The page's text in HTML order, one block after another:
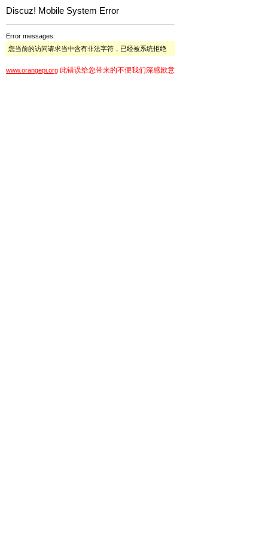
Discuz! Mobile System Error
Error messages:
您当前的访问请求当中含有非法字符，已经被系统拒绝
www.orangepi.org 此错误给您带来的不便我们深感歉意